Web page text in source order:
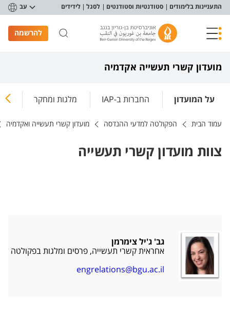
תפריט נגישות
התעניינות בלימודים סטודנטיות וסטודנטים לסגל לידידים עב
להרשמה
מועדון קשרי תעשייה אקדמיה
על המועדון החברות ב-IAP מלגות ומחקר
עמוד הבית הפקולטה למדעי ההנדסה מועדון קשרי תעשייה ואקדמיה
צוות מועדון קשרי תעשייה
גב' ​ג'יל צימרמן​
אחראית קשרי תעשייה, פרסים ומלגות בפקולטה
engrelations@bgu.ac.il​​​​